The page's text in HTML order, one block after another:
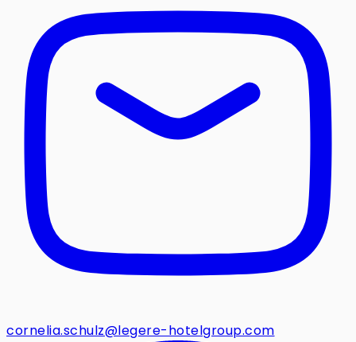
cornelia.schulz@legere-hotelgroup.com